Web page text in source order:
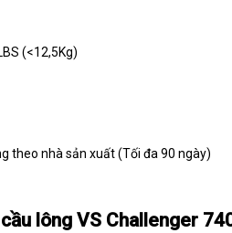
(<12,5Kg)
theo nhà sản xuất (Tối đa 90 ngày)
lông VS Challenger